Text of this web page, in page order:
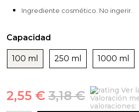
Ingrediente cosmético. No ingerir.
Capacidad
100 ml 250 ml 1000 ml
3,18 €
2,55 €
Ver
Valoración
valoraciones: